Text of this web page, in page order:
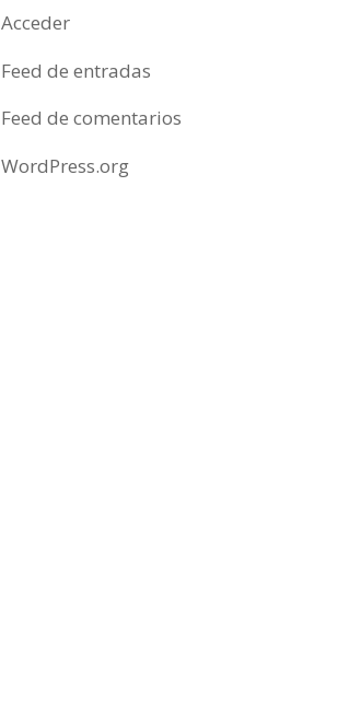
Acceder
Feed de entradas
Feed de comentarios
WordPress.org